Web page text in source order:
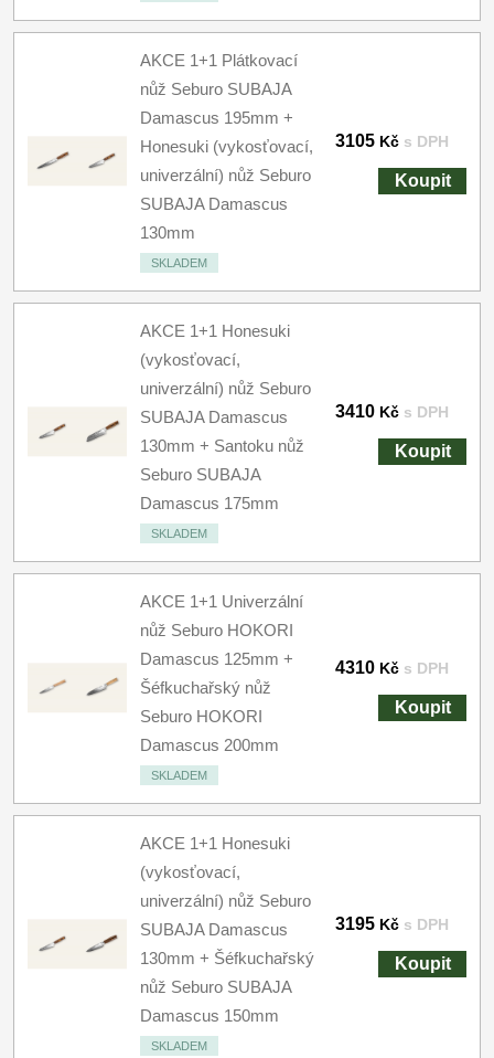
AKCE 1+1 Plátkovací
nůž Seburo SUBAJA
Damascus 195mm +
Honesuki (vykosťovací,
univerzální) nůž Seburo
SUBAJA Damascus
130mm
SKLADEM
3105 Kč s DPH
Koupit
AKCE 1+1 Honesuki
(vykosťovací,
univerzální) nůž Seburo
SUBAJA Damascus
130mm + Santoku nůž
Seburo SUBAJA
Damascus 175mm
SKLADEM
3410 Kč s DPH
Koupit
AKCE 1+1 Univerzální
nůž Seburo HOKORI
Damascus 125mm +
Šéfkuchařský nůž
Seburo HOKORI
Damascus 200mm
SKLADEM
4310 Kč s DPH
Koupit
AKCE 1+1 Honesuki
(vykosťovací,
univerzální) nůž Seburo
SUBAJA Damascus
130mm + Šéfkuchařský
nůž Seburo SUBAJA
Damascus 150mm
SKLADEM
3195 Kč s DPH
Koupit